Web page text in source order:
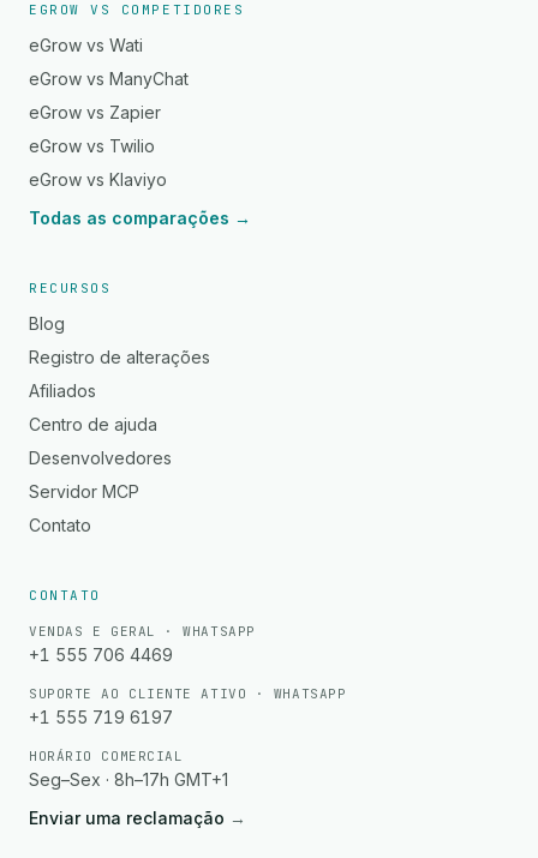
EGROW VS COMPETIDORES
eGrow vs Wati
eGrow vs ManyChat
eGrow vs Zapier
eGrow vs Twilio
eGrow vs Klaviyo
Todas as comparações →
RECURSOS
Blog
Registro de alterações
Afiliados
Centro de ajuda
Desenvolvedores
Servidor MCP
Contato
CONTATO
VENDAS E GERAL · WHATSAPP
+1 555 706 4469
SUPORTE AO CLIENTE ATIVO · WHATSAPP
+1 555 719 6197
HORÁRIO COMERCIAL
Seg–Sex · 8h–17h GMT+1
Enviar uma reclamação →